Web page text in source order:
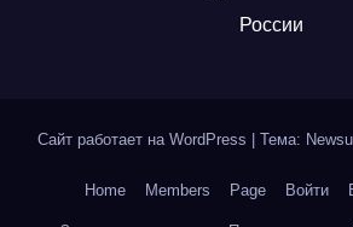
России
Сайт работает на WordPress Тема:
Home Members Page Войти